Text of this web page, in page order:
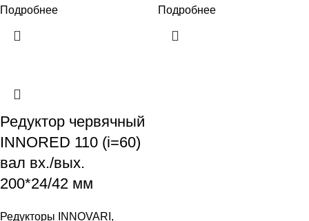
Подробнее
Подробнее
Редуктор червячный
INNORED 110 (i=60)
вал вх./вых.
200*24/42 мм
Редукторы INNOVARI,